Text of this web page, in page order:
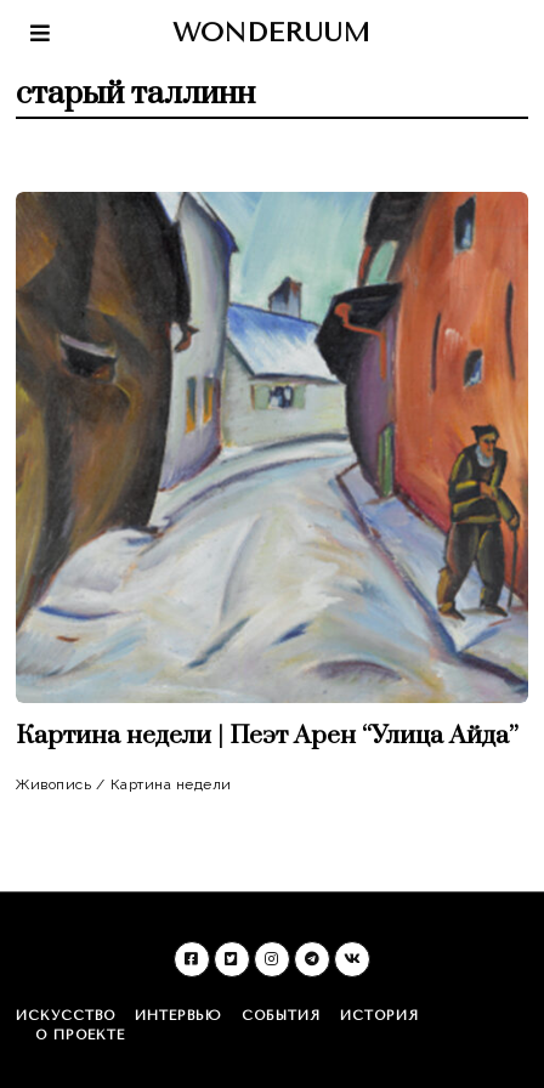
WONDERUUM
старый таллинн
Картина недели | Пеэт Арен “Улица Айда”
Живопись / Картина недели
ИСКУССТВО ИНТЕРВЬЮ СОБЫТИЯ
ИСТОРИЯ
О ПРОЕКТЕ